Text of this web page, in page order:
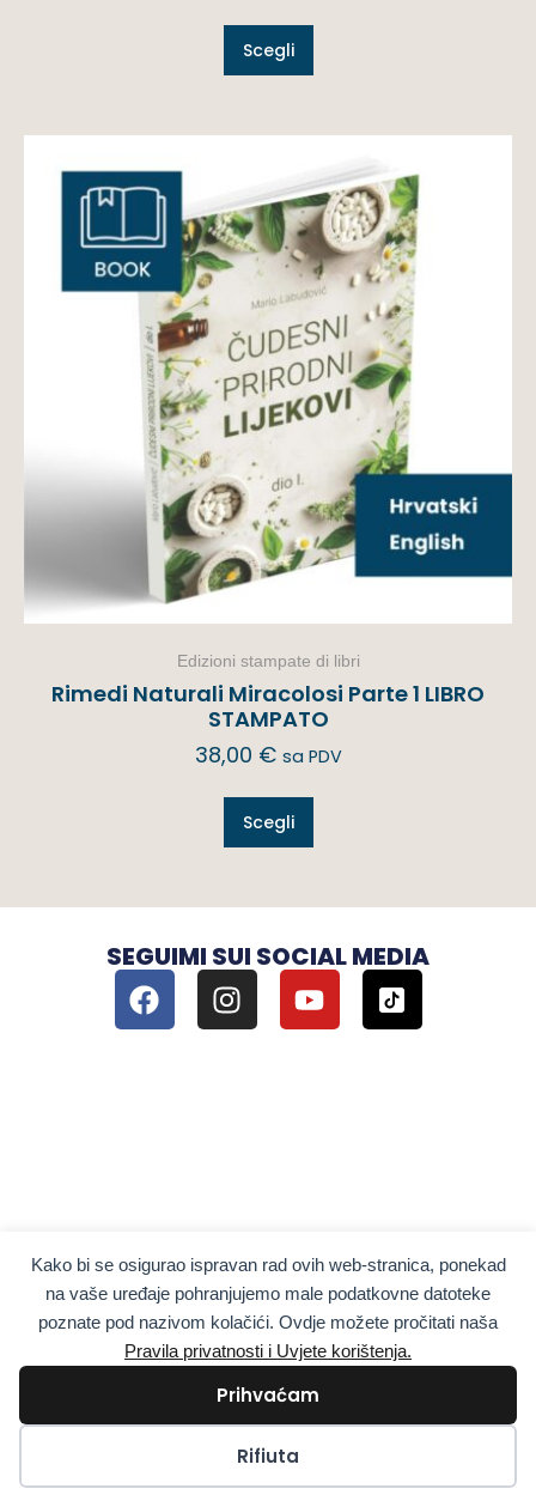
Kako bi se osigurao ispravan rad ovih web-stranica, ponekad
na vaše uređaje pohranjujemo male podatkovne datoteke
poznate pod nazivom kolačići. Ovdje možete pročitati naša
Pravila privatnosti i Uvjete korištenja.
Prihvaćam
Rifiuta
Scegli
Edizioni stampate di libri
Rimedi Naturali Miracolosi Parte 1 LIBRO
STAMPATO
38,00 € sa PDV
Scegli
SEGUIMI SUI SOCIAL MEDIA
Sii il primo a sapere tutto
Richieste Notizie